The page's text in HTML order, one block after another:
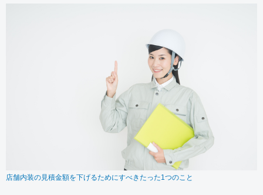
店舗内装の見積金額を下げるためにすべきたった1つのこと